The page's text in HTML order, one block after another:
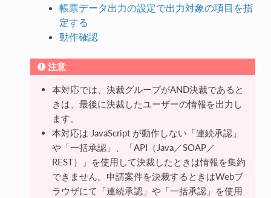
帳票データ出力の設定で出力対象の項目を指
定する
動作確認
注意
本対応では、決裁グループがAND決裁であると
きは、最後に決裁したユーザーの情報を出力し
ます。
本対応は JavaScript が動作しない「連続承認」
や「一括承認」、「API（Java／SOAP／
REST）」を使用して決裁したときは情報を集約
できません。申請案件を決裁するときはWebブ
ラウザにて「連続承認」や「一括承認」を使用